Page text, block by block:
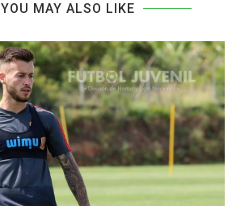
YOU MAY ALSO LIKE